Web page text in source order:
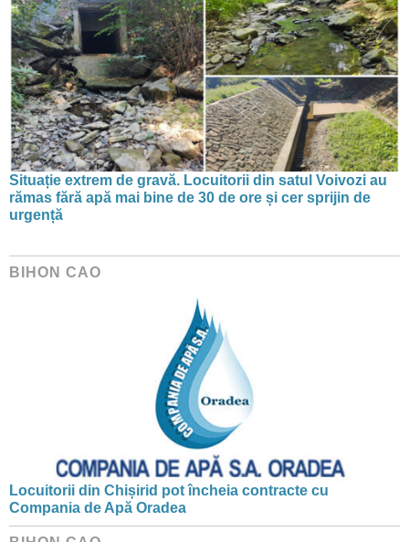
Situație extrem de gravă. Locuitorii din satul Voivozi au
rămas fără apă mai bine de 30 de ore și cer sprijin de
urgență
BIHON CAO
Locuitorii din Chișirid pot încheia contracte cu
Compania de Apă Oradea